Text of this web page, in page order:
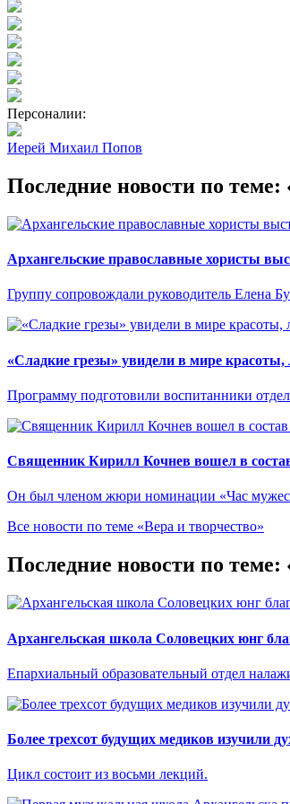
Персоналии:
Иерей Михаил Попов
Последние новости по теме:
Архангельские православные хористы
Группу сопровождали руководитель Елена
«Сладкие грезы» увидели в мире
Программу подготовили воспитанники
Священник Кирилл Кочнев вошел в
Он был членом жюри номинации «Час
Все новости по теме «Вера и творчество»
Последние новости по теме:
Архангельская школа Соловецких юнг
Епархиальный образовательный отдел
Более трехсот будущих медиков изучили
Цикл состоит из восьми лекций.